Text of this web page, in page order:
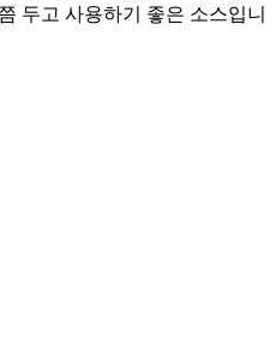
두고 사용하기 좋은 소스입니